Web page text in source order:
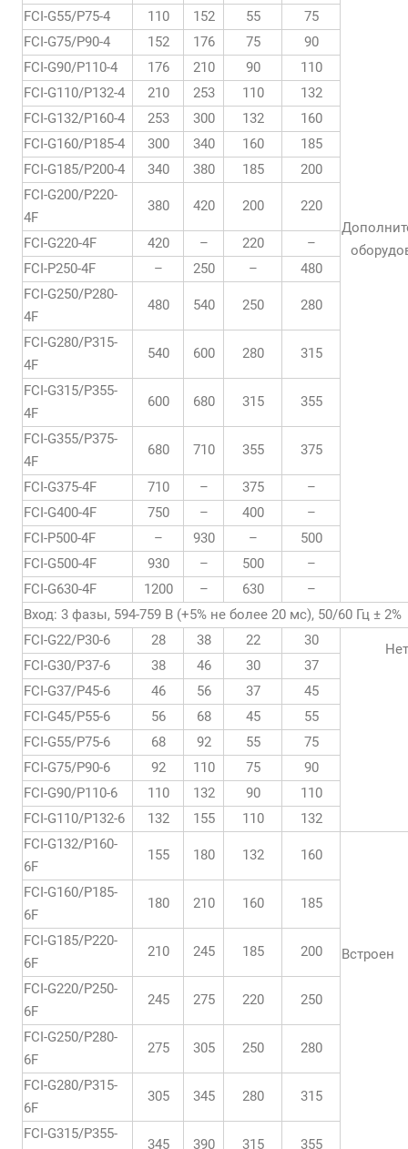
FCI-G55/P75-4
110 152 55
75
FCI-G75/P90-4
152 176 75
90
FCI-G90/P110-4
176 210 90
110
FCI-G110/P132-4
210 253 110
132
FCI-G132/P160-4
253 300 132
160
FCI-G160/P185-4
300 340 160
185
FCI-G185/P200-4
340 380 185
200
FCI-G200/P220-
4F
380 420 200 220
FCI-G220-4F 420 – 220
–
FCI-P250-4F
– 250 –
480
FCI-G250/P280-
4F
480 540 250 280
FCI-G280/P315-
4F
540 600 280 315
FCI-G315/P355-
4F
600 680 315 355
FCI-G355/P375-
4F
680 710 355 375
FCI-G375-4F 710 – 375
–
FCI-G400-4F
750 – 400
–
FCI-P500-4F
– 930 –
500
FCI-G500-4F
930 – 500
–
FCI-G630-4F
1200 – 630
–
Вход: 3 фазы, 594-759 В (+5% не более 20 мс), 50/60 Гц ± 2%
FCI-G22/P30-6
28 38 22 30
Нет
FCI-G30/P37-6
38 46 30
37
FCI-G37/P45-6
46 56 37
45
FCI-G45/P55-6
56 68 45
55
FCI-G55/P75-6
68 92 55
75
FCI-G75/P90-6
92 110 75
90
FCI-G90/P110-6
110 132 90
110
FCI-G110/P132-6
132 155 110
132
FCI-G132/P160-
6F
155 180 132 160
Встроен
FCI-G160/P185-
6F
180 210 160 185
FCI-G185/P220-
6F
210 245 185 200
FCI-G220/P250-
6F
245 275 220 250
FCI-G250/P280-
6F
275 305 250 280
FCI-G280/P315-
6F
305 345 280 315
FCI-G315/P355-
345 390 315 355